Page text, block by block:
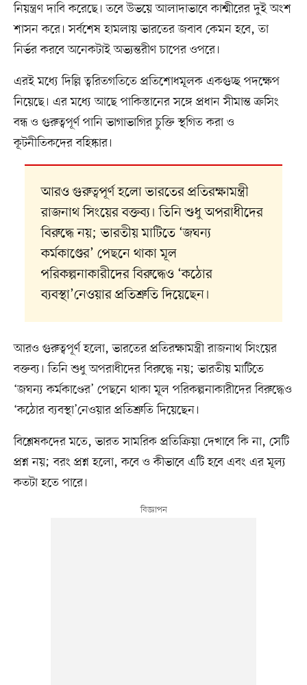
নিয়ন্ত্রণ দাবি করেছে। তবে উভয়ে আলাদাভাবে কাশ্মীরের দুই অংশ
শাসন করে। সর্বশেষ হামলায় ভারতের জবাব কেমন হবে, তা
নির্ভর করবে অনেকটাই অভ্যন্তরীণ চাপের ওপরে।
এরই মধ্যে দিল্লি ত্বরিতগতিতে প্রতিশোধমূলক একগুচ্ছ পদক্ষেপ
নিয়েছে। এর মধ্যে আছে পাকিস্তানের সঙ্গে প্রধান সীমান্ত ক্রসিং
বন্ধ ও গুরুত্বপূর্ণ পানি ভাগাভাগির চুক্তি স্থগিত করা ও
কূটনীতিকদের বহিষ্কার।
আরও গুরুত্বপূর্ণ হলো ভারতের প্রতিরক্ষামন্ত্রী
রাজনাথ সিংয়ের বক্তব্য। তিনি শুধু অপরাধীদের
বিরুদ্ধে নয়; ভারতীয় মাটিতে ‘জঘন্য
কর্মকাণ্ডের’ পেছনে থাকা মূল
পরিকল্পনাকারীদের বিরুদ্ধেও ‘কঠোর
ব্যবস্থা’নেওয়ার প্রতিশ্রুতি দিয়েছেন।
আরও গুরুত্বপূর্ণ হলো, ভারতের প্রতিরক্ষামন্ত্রী রাজনাথ সিংয়ের
বক্তব্য। তিনি শুধু অপরাধীদের বিরুদ্ধে নয়; ভারতীয় মাটিতে
‘জঘন্য কর্মকাণ্ডের’ পেছনে থাকা মূল পরিকল্পনাকারীদের বিরুদ্ধেও
‘কঠোর ব্যবস্থা’নেওয়ার প্রতিশ্রুতি দিয়েছেন।
বিশ্লেষকদের মতে, ভারত সামরিক প্রতিক্রিয়া দেখাবে কি না, সেটি
প্রশ্ন নয়; বরং প্রশ্ন হলো, কবে ও কীভাবে এটি হবে এবং এর মূল্য
কতটা হতে পারে।